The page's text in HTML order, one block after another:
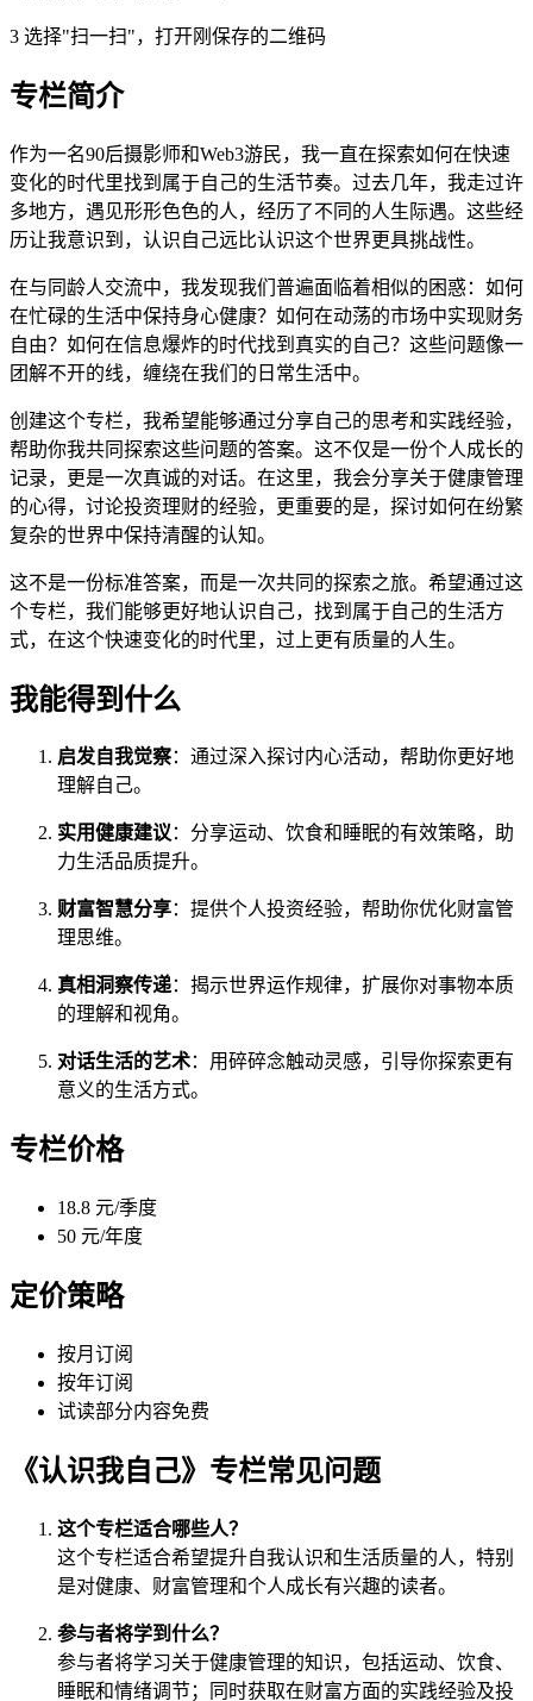
3 选择"扫一扫"，打开刚保存的二维码
专栏简介
作为一名90后摄影师和Web3游民，我一直在探索如何在快速
变化的时代里找到属于自己的生活节奏。过去几年，我走过许
多地方，遇见形形色色的人，经历了不同的人生际遇。这些经
历让我意识到，认识自己远比认识这个世界更具挑战性。
在与同龄人交流中，我发现我们普遍面临着相似的困惑：如何
在忙碌的生活中保持身心健康？如何在动荡的市场中实现财务
自由？如何在信息爆炸的时代找到真实的自己？这些问题像一
团解不开的线，缠绕在我们的日常生活中。
创建这个专栏，我希望能够通过分享自己的思考和实践经验，
帮助你我共同探索这些问题的答案。这不仅是一份个人成长的
记录，更是一次真诚的对话。在这里，我会分享关于健康管理
的心得，讨论投资理财的经验，更重要的是，探讨如何在纷繁
复杂的世界中保持清醒的认知。
这不是一份标准答案，而是一次共同的探索之旅。希望通过这
个专栏，我们能够更好地认识自己，找到属于自己的生活方
式，在这个快速变化的时代里，过上更有质量的人生。
我能得到什么
启发自我觉察：通过深入探讨内心活动，帮助你更好地
理解自己。
实用健康建议：分享运动、饮食和睡眠的有效策略，助
力生活品质提升。
财富智慧分享：提供个人投资经验，帮助你优化财富管
理思维。
真相洞察传递：揭示世界运作规律，扩展你对事物本质
的理解和视角。
对话生活的艺术：用碎碎念触动灵感，引导你探索更有
意义的生活方式。
专栏价格
18.8 元/季度
50 元/年度
定价策略
按月订阅
按年订阅
试读部分内容免费
《认识我自己》专栏常见问题
这个专栏适合哪些人？
这个专栏适合希望提升自我认识和生活质量的人，特别
是对健康、财富管理和个人成长有兴趣的读者。
参与者将学到什么？
参与者将学习关于健康管理的知识，包括运动、饮食、
睡眠和情绪调节；同时获取在财富方面的实践经验及投